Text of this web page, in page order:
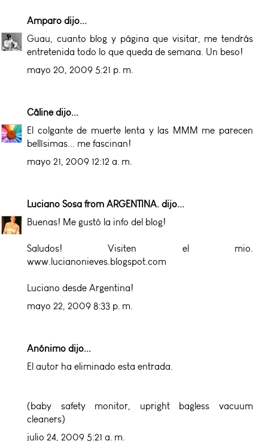
Amparo dijo...
Guau, cuanto blog y página que visitar, me tendrás
entretenida todo lo que queda de semana. Un beso!
mayo 20, 2009 5:21 p. m.
Câlinedijo...
El colgante de muerte lenta y las MMM me parecen
bellísimas... me fascinan!
mayo 21, 2009 12:12 a. m.
Luciano Sosa from ARGENTINA. dijo...
Buenas! Me gustó la info del blog!
Saludos! Visiten el mio.
www.lucianonieves.blogspot.com
Luciano desde Argentina!
mayo 22, 2009 8:33 p. m.
Anónimo dijo...
El autor ha eliminado esta entrada.
(baby safety monitor, upright bagless vacuum
cleaners)
julio 24, 2009 5:21 a. m.